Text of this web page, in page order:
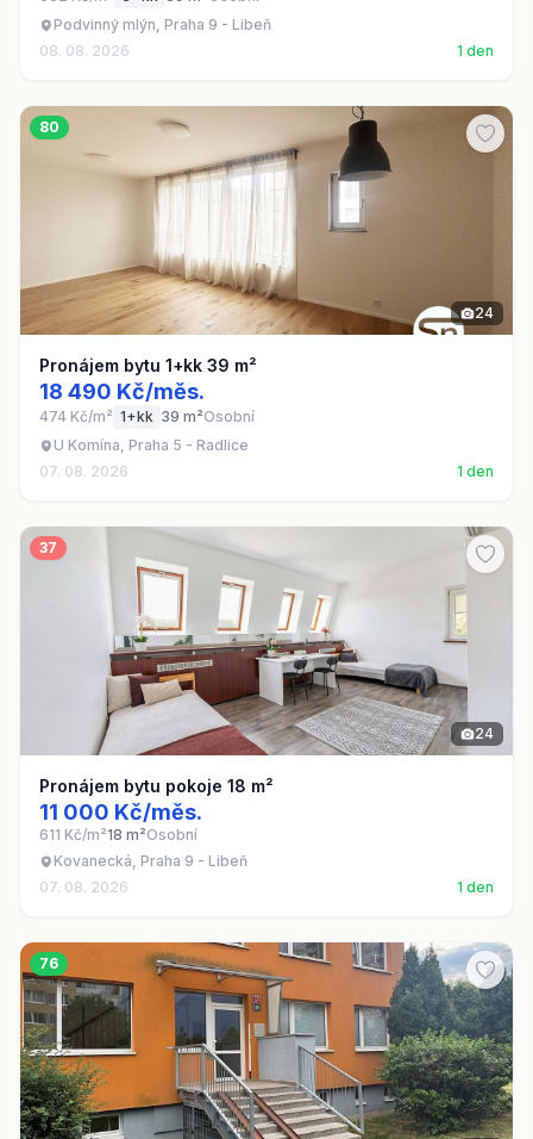
Podvinný mlýn, Praha 9 - Libeň
08. 08. 2026
1 den
80
24
Pronájem bytu 1+kk 39 m²
18 490 Kč/měs.
474 Kč/m² 1+kk 39 m²Osobní
U Komína, Praha 5 - Radlice
07. 08. 2026
1 den
37
24
Pronájem bytu pokoje 18 m²
11 000 Kč/měs.
611 Kč/m²18 m²Osobní
Kovanecká, Praha 9 - Libeň
07. 08. 2026
1 den
76